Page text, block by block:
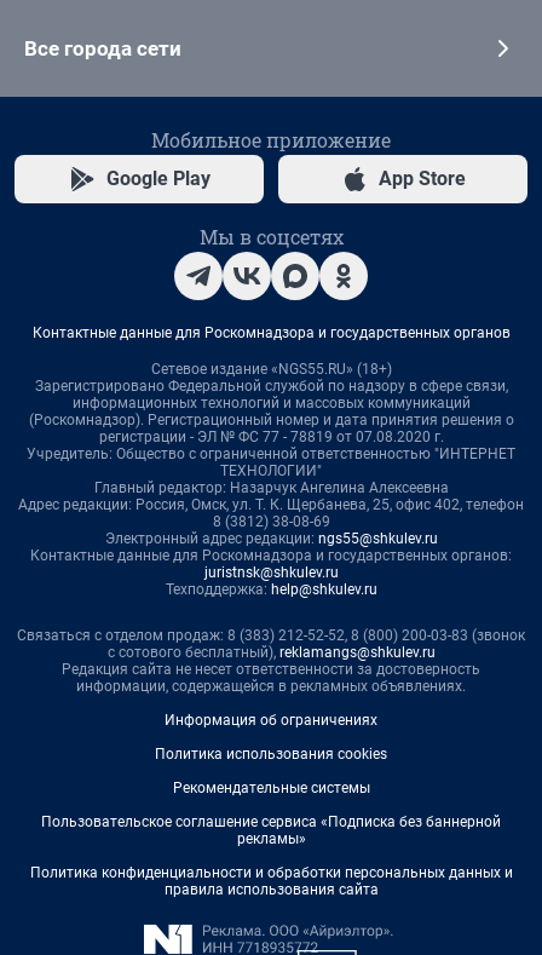
Все города сети
Мобильное приложение
Google Play App Store
Мы в соцсетях
Контактные данные для Роскомнадзора и государственных органов
Сетевое издание «NGS55.RU» (18+)
Зарегистрировано Федеральной службой по надзору в сфере связи,
информационных технологий и массовых коммуникаций
(Роскомнадзор). Регистрационный номер и дата принятия решения о
регистрации - ЭЛ № ФС 77 - 78819 от 07.08.2020 г.
Учредитель: Общество с ограниченной ответственностью "ИНТЕРНЕТ
ТЕХНОЛОГИИ"
Главный редактор: Назарчук Ангелина Алексеевна
Адрес редакции: Россия, Омск, ул. Т. К. Щербанева, 25, офис 402, телефон
8 (3812) 38-08-69
Электронный адрес редакции: ngs55@shkulev.ru
Контактные данные для Роскомнадзора и государственных органов:
juristnsk@shkulev.ru
Техподдержка: help@shkulev.ru
Связаться с отделом продаж: 8 (383) 212-52-52, 8 (800) 200-03-83 (звонок
с сотового бесплатный), reklamangs@shkulev.ru
Редакция сайта не несет ответственности за достоверность
информации, содержащейся в рекламных объявлениях.
Информация об ограничениях
Политика использования cookies
Рекомендательные системы
Пользовательское соглашение сервиса «Подписка без баннерной
рекламы»
Политика конфиденциальности и обработки персональных данных и
правила использования сайта